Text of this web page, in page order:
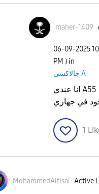
maher-1409
‎06-09-2025
PM ) in
جالاكسى A
انا عندي A55 وعندي A35 مب موجود فيها لكن
1
MohammedAlfisal Active